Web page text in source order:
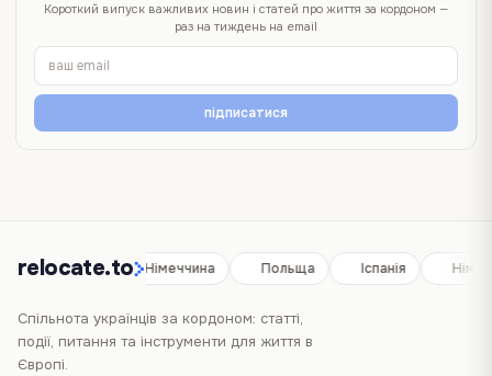
Короткий випуск важливих новин і статей про життя за кордоном —
раз на тиждень на email
підписатися
relocate.to
Іспанія Німеччина Польща Іспанія
Спільнота українців за кордоном: статті,
події, питання та інструменти для життя в
Європі.